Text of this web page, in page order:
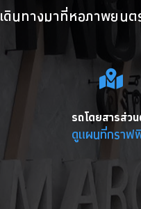
ดินทางมาที่หอภาพยน
รถโดยสารส่ว
ดูแผนที่กราฟ